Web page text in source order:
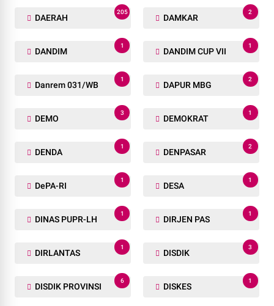
DAERAH
205
DAMKAR
2
DANDIM
1
DANDIM CUP VII
1
Danrem 031/WB
1
DAPUR MBG
2
DEMO
3
DEMOKRAT
1
DENDA
1
DENPASAR
2
DePA-RI
1
DESA
1
DINAS PUPR-LH
1
DIRJEN PAS
1
DIRLANTAS
1
DISDIK
3
DISDIK PROVINSI
6
DISKES
1